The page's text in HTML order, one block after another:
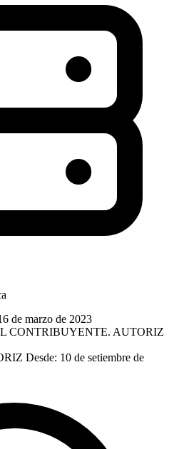
de marzo de 2023
CONTRIBUYENTE. AUTORIZ
Desde: 10 de setiembre de